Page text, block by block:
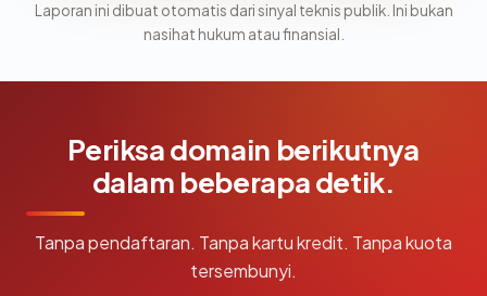
Laporan ini dibuat otomatis dari sinyal teknis publik. Ini bukan
nasihat hukum atau finansial.
Periksa domain berikutnya
dalam beberapa detik.
Tanpa pendaftaran. Tanpa kartu kredit. Tanpa kuota
tersembunyi.